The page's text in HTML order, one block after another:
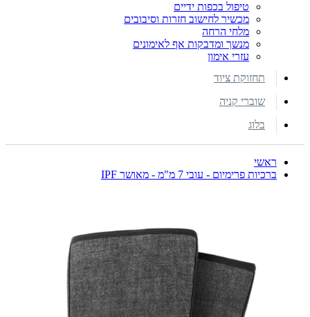
טיפול בכפות ידיים
מכשיר לחישוב חזרות וסיבובים
מלחי הרחה
מנשך ומדבקות אף לאימונים
עזרי אימון
תחזוקת ציוד
שוברי קניה
בלוג
ראשי
ברכיות פרימיום - עובי 7 מ"מ - מאושר IPF